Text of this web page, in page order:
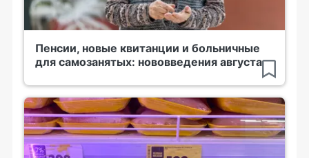
Пенсии, новые квитанции и больничные
для самозанятых: нововведения августа